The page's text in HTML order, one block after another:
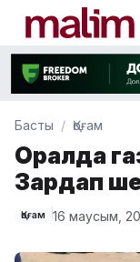
Басты Қоғам
Оралда
Зардап
Қоғам 16 маусым,